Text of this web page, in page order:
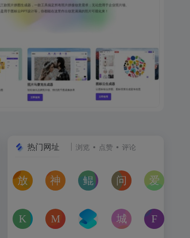
热门网址 浏览 点赞 评论
放屁音乐网
在线免费下载全网MP3付费歌曲
神仙代售
神仙代售，专注于游戏账号交易平台多年
鲲Galgame论坛
一个专注于二次元美少女剧情
问卷星
免费使用问卷星创
kagurafan
游戏补丁分享网站
MCBBS
MCBBS我的世界中文论坛官网入口
转换云
转换云（
城市交通健康榜
高德地图中国主要